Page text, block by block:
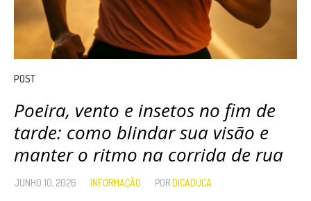
POST
Poeira, vento e insetos no fim de
tarde: como blindar sua visão e
manter o ritmo na corrida de rua
JUNHO 10, 2026 INFORMAÇÃO PORDICADUCA